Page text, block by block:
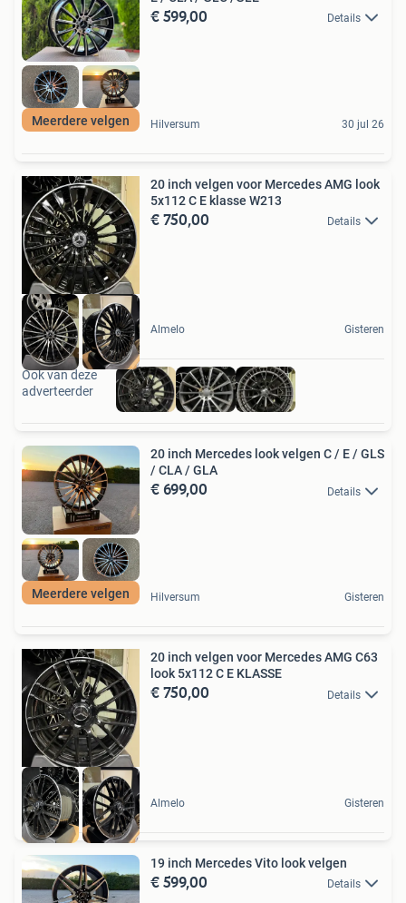
Meerdere velgen
€ 599,00 Details
Hilversum 30 jul 26
20 inch velgen voor Mercedes AMG look
5x112 C E klasse W213
€ 750,00 Details
Almelo Gisteren
Ook van deze
adverteerder
Meerdere velgen
20 inch Mercedes look velgen C / E / GLS
/ CLA / GLA
€ 699,00 Details
Hilversum Gisteren
20 inch velgen voor Mercedes AMG C63
look 5x112 C E KLASSE
€ 750,00 Details
Almelo Gisteren
19 inch Mercedes Vito look velgen
€ 599,00 Details